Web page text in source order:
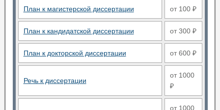
План к магистерской диссертации от 100 ₽
План к кандидатской диссертации от 300 ₽
План к докторской диссертации от 600 ₽
Речь к диссертации
от 1000
₽
от 1000